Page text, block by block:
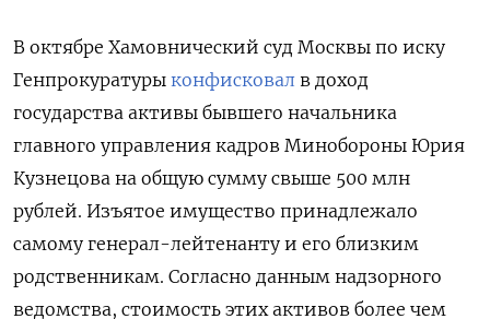
В октябре Хамовнический суд Москвы по иску
Генпрокуратуры конфисковал в доход
государства активы бывшего начальника
главного управления кадров Минобороны Юрия
Кузнецова на общую сумму свыше 500 млн
рублей. Изъятое имущество принадлежало
самому генерал-лейтенанту и его близким
родственникам. Согласно данным надзорного
ведомства, стоимость этих активов более чем